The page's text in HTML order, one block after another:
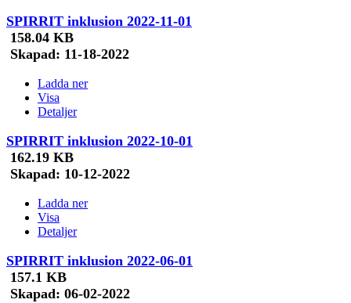
SPIRRIT inklusion 2022-11-01
158.04 KB
Skapad: 11-18-2022
Ladda ner
Visa
Detaljer
SPIRRIT inklusion 2022-10-01
162.19 KB
Skapad: 10-12-2022
Ladda ner
Visa
Detaljer
SPIRRIT inklusion 2022-06-01
157.1 KB
Skapad: 06-02-2022